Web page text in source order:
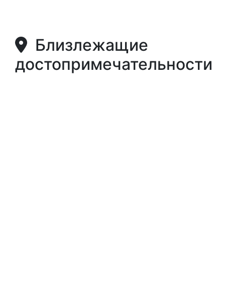
Близлежащие
достопримечательности